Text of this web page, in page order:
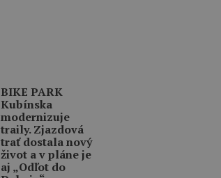
BIKE PARK
Kubínska
modernizuje
traily. Zjazdová
trať dostala nový
život a v pláne je
aj „Odľot do